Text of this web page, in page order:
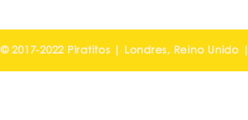
© 2017-2022 Piratitos | Londres, Reino Unido |